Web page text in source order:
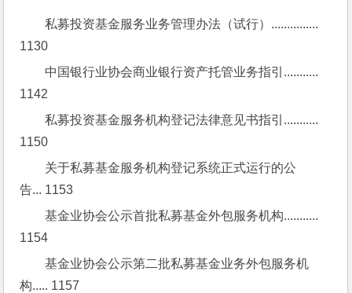
私募投资基金服务业务管理办法（试行）...............
1130
中国银行业协会商业银行资产托管业务指引...........
1142
私募投资基金服务机构登记法律意见书指引...........
1150
关于私募基金服务机构登记系统正式运行的公
告... 1153
基金业协会公示首批私募基金外包服务机构...........
1154
基金业协会公示第二批私募基金业务外包服务机
构..... 1157